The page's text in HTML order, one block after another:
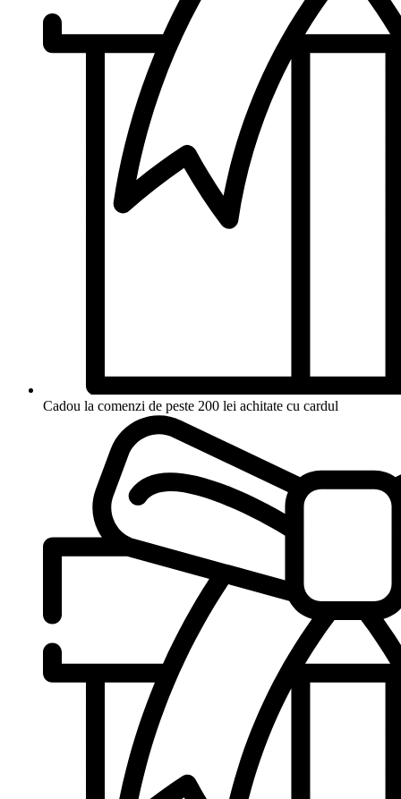
Cadou la comenzi de peste 200 lei achitate cu cardul